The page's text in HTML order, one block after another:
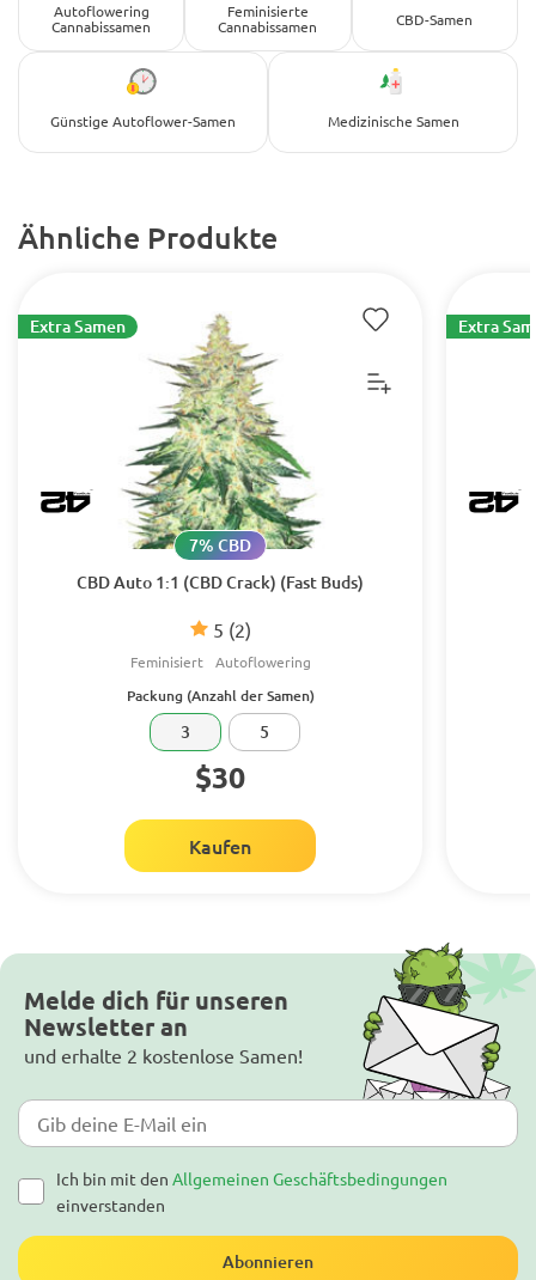
Autoflowering
Cannabissamen
Feminisierte
Cannabissamen
CBD-Samen
Günstige Autoflower-Samen Medizinische Samen
Ähnliche Produkte
CBD Auto 1:1 (CBD Crack) (Fast Buds)
5 (2)
7% CBD
Feminisiert Autoflowering
Extra Samen
Packung (Anzahl der Samen)
3 5
$30
Kaufen
Extra
Melde dich für unseren
Newsletter an
und erhalte 2 kostenlose Samen!
Ich bin mit den Allgemeinen Geschäftsbedingungen
einverstanden
Abonnieren